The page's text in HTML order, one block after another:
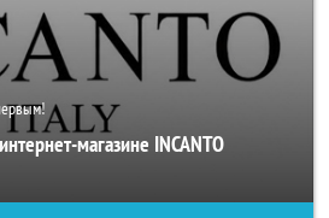
магазине INCANTO